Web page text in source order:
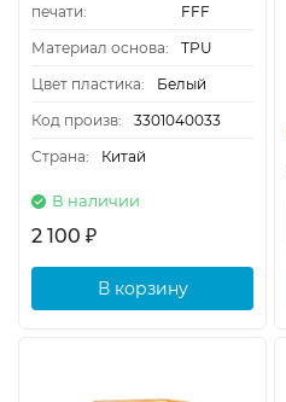
печати:
FFF
Материал основа:
TPU
Цвет пластика:
Белый
Код произв:
3301040033
Страна:
Китай
В наличии
2 100 ₽
В корзину